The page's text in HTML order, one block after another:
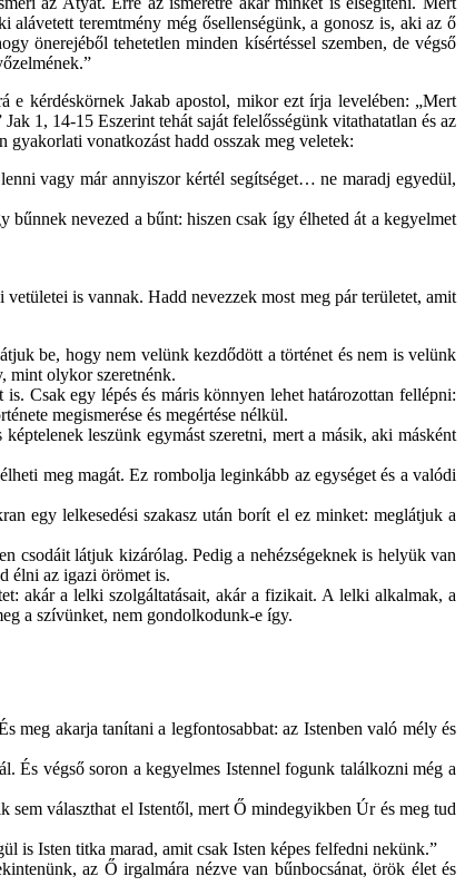
teremtmény még ősellenségünk, a gonosz is, aki az ő
önerejéből tehetetlen minden kísértéssel szemben, de végső
e kérdéskörnek Jakab apostol, mikor ezt írja levelében: „Mert
1, 14-15 Eszerint tehát saját felelősségünk vitathatatlan és az
gyakorlati vonatkozást hadd osszak meg veletek:
vagy már annyiszor kértél segítséget… ne maradj egyedül,
nevezed a bűnt: hiszen csak így élheted át a kegyelmet
is vannak. Hadd nevezzek most meg pár területet, amit
be, hogy nem velünk kezdődött a történet és nem is velünk
mint olykor szeretnénk.
Csak egy lépés és máris könnyen lehet határozottan fellépni:
megismerése és megértése nélkül.
leszünk egymást szeretni, mert a másik, aki másként
meg magát. Ez rombolja leginkább az egységet és a valódi
egy lelkesedési szakasz után borít el ez minket: meglátjuk a
csodáit látjuk kizárólag. Pedig a nehézségeknek is helyük van
élni az igazi örömet is.
akár a lelki szolgáltatásait, akár a fizikait. A lelki alkalmak, a
a szívünket, nem gondolkodunk-e így.
meg akarja tanítani a legfontosabbat: az Istenben való mély és
És végső soron a kegyelmes Istennel fogunk találkozni még a
választhat el Istentől, mert Ő mindegyikben Úr és meg tud
is Isten titka marad, amit csak Isten képes felfedni nekünk.”
az Ő irgalmára nézve van bűnbocsánat, örök élet és